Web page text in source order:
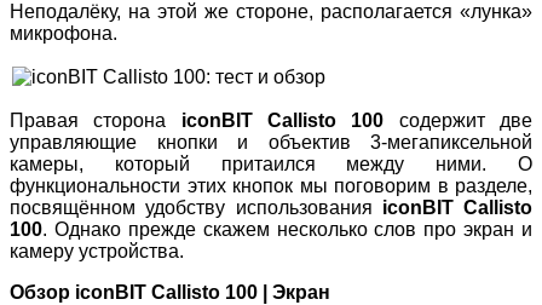
Неподалёку, на этой же стороне, располагается «лунка»
микрофона.
Правая сторона iconBIT Callisto 100 содержит две
управляющие кнопки и объектив 3-мегапиксельной
камеры, который притаился между ними. О
функциональности этих кнопок мы поговорим в разделе,
посвящённом удобству использования iconBIT Callisto
100. Однако прежде скажем несколько слов про экран и
камеру устройства.
Обзор iconBIT Callisto 100 | Экран